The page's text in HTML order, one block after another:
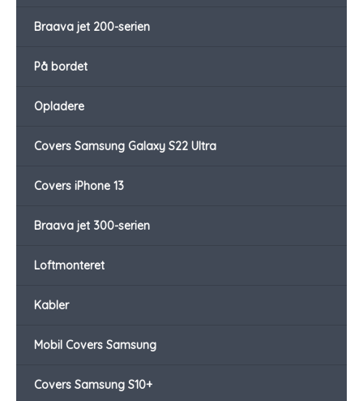
Braava jet 200-serien
På bordet
Opladere
Covers Samsung Galaxy S22 Ultra
Covers iPhone 13
Braava jet 300-serien
Loftmonteret
Kabler
Mobil Covers Samsung
Covers Samsung S10+